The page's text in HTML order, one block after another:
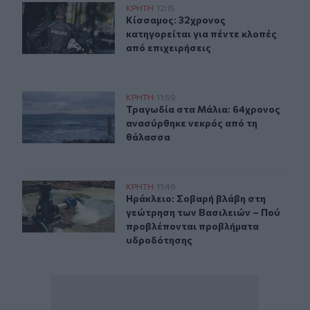
Κίσσαμος: 32χρονος κατηγορείται για πέντε κλοπές
ΚΡΗΤΗ 12:15
Κίσσαμος: 32χρονος κατηγορείται
Κίσσαμος: 32χρονος
κατηγορείται για πέντε κλοπές
από επιχειρήσεις
Τραγωδία στα Μάλια: 64χρονος ανασύρθηκε νεκρός
ΚΡΗΤΗ 11:59
Τραγωδία στα Μάλια: 64χρονος
Τραγωδία στα Μάλια: 64χρονος
ανασύρθηκε νεκρός από τη
θάλασσα
Ηράκλειο: Σοβαρή βλάβη στη γεώτρηση των
ΚΡΗΤΗ 11:49
Ηράκλειο: Σοβαρή βλάβη στη
Ηράκλειο: Σοβαρή βλάβη στη
γεώτρηση των Βασιλειών – Πού
προβλέπονται προβλήματα
υδροδότησης